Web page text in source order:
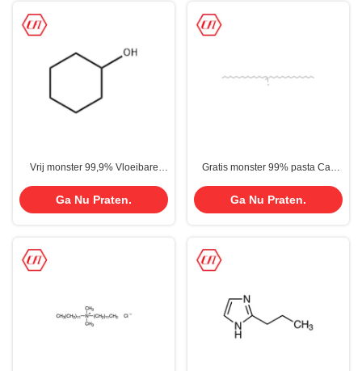
Vrij monster 99,9% Vloeibare
cyclohexanol
Ga Nu Praten.
Gratis monster 99% pasta Cas
ammoniumchloride
Ga Nu Praten.